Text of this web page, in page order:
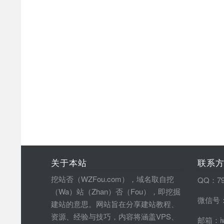
关于本站
挖站否（WZFou.com），域名取自挖
（Wa）站（Zhan）否（Fou），即挖掘
建站的意思。网站旨在分享建站教程、
资源、经验与技巧，内容将涵盖VPS、
联系
QQ：
微信号
邮箱：